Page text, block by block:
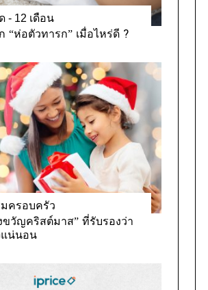
- 12 เดือน
“ห่อตัวทารก” เมื่อไหร่ดี ?
ครอบครัว
ขวัญคริสต์มาส” ที่รับรองว่า
น่นอน